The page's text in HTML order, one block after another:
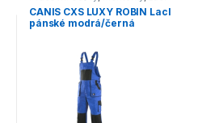
CANIS CXS LUXY ROBIN Lacl
pánské modrá/černá